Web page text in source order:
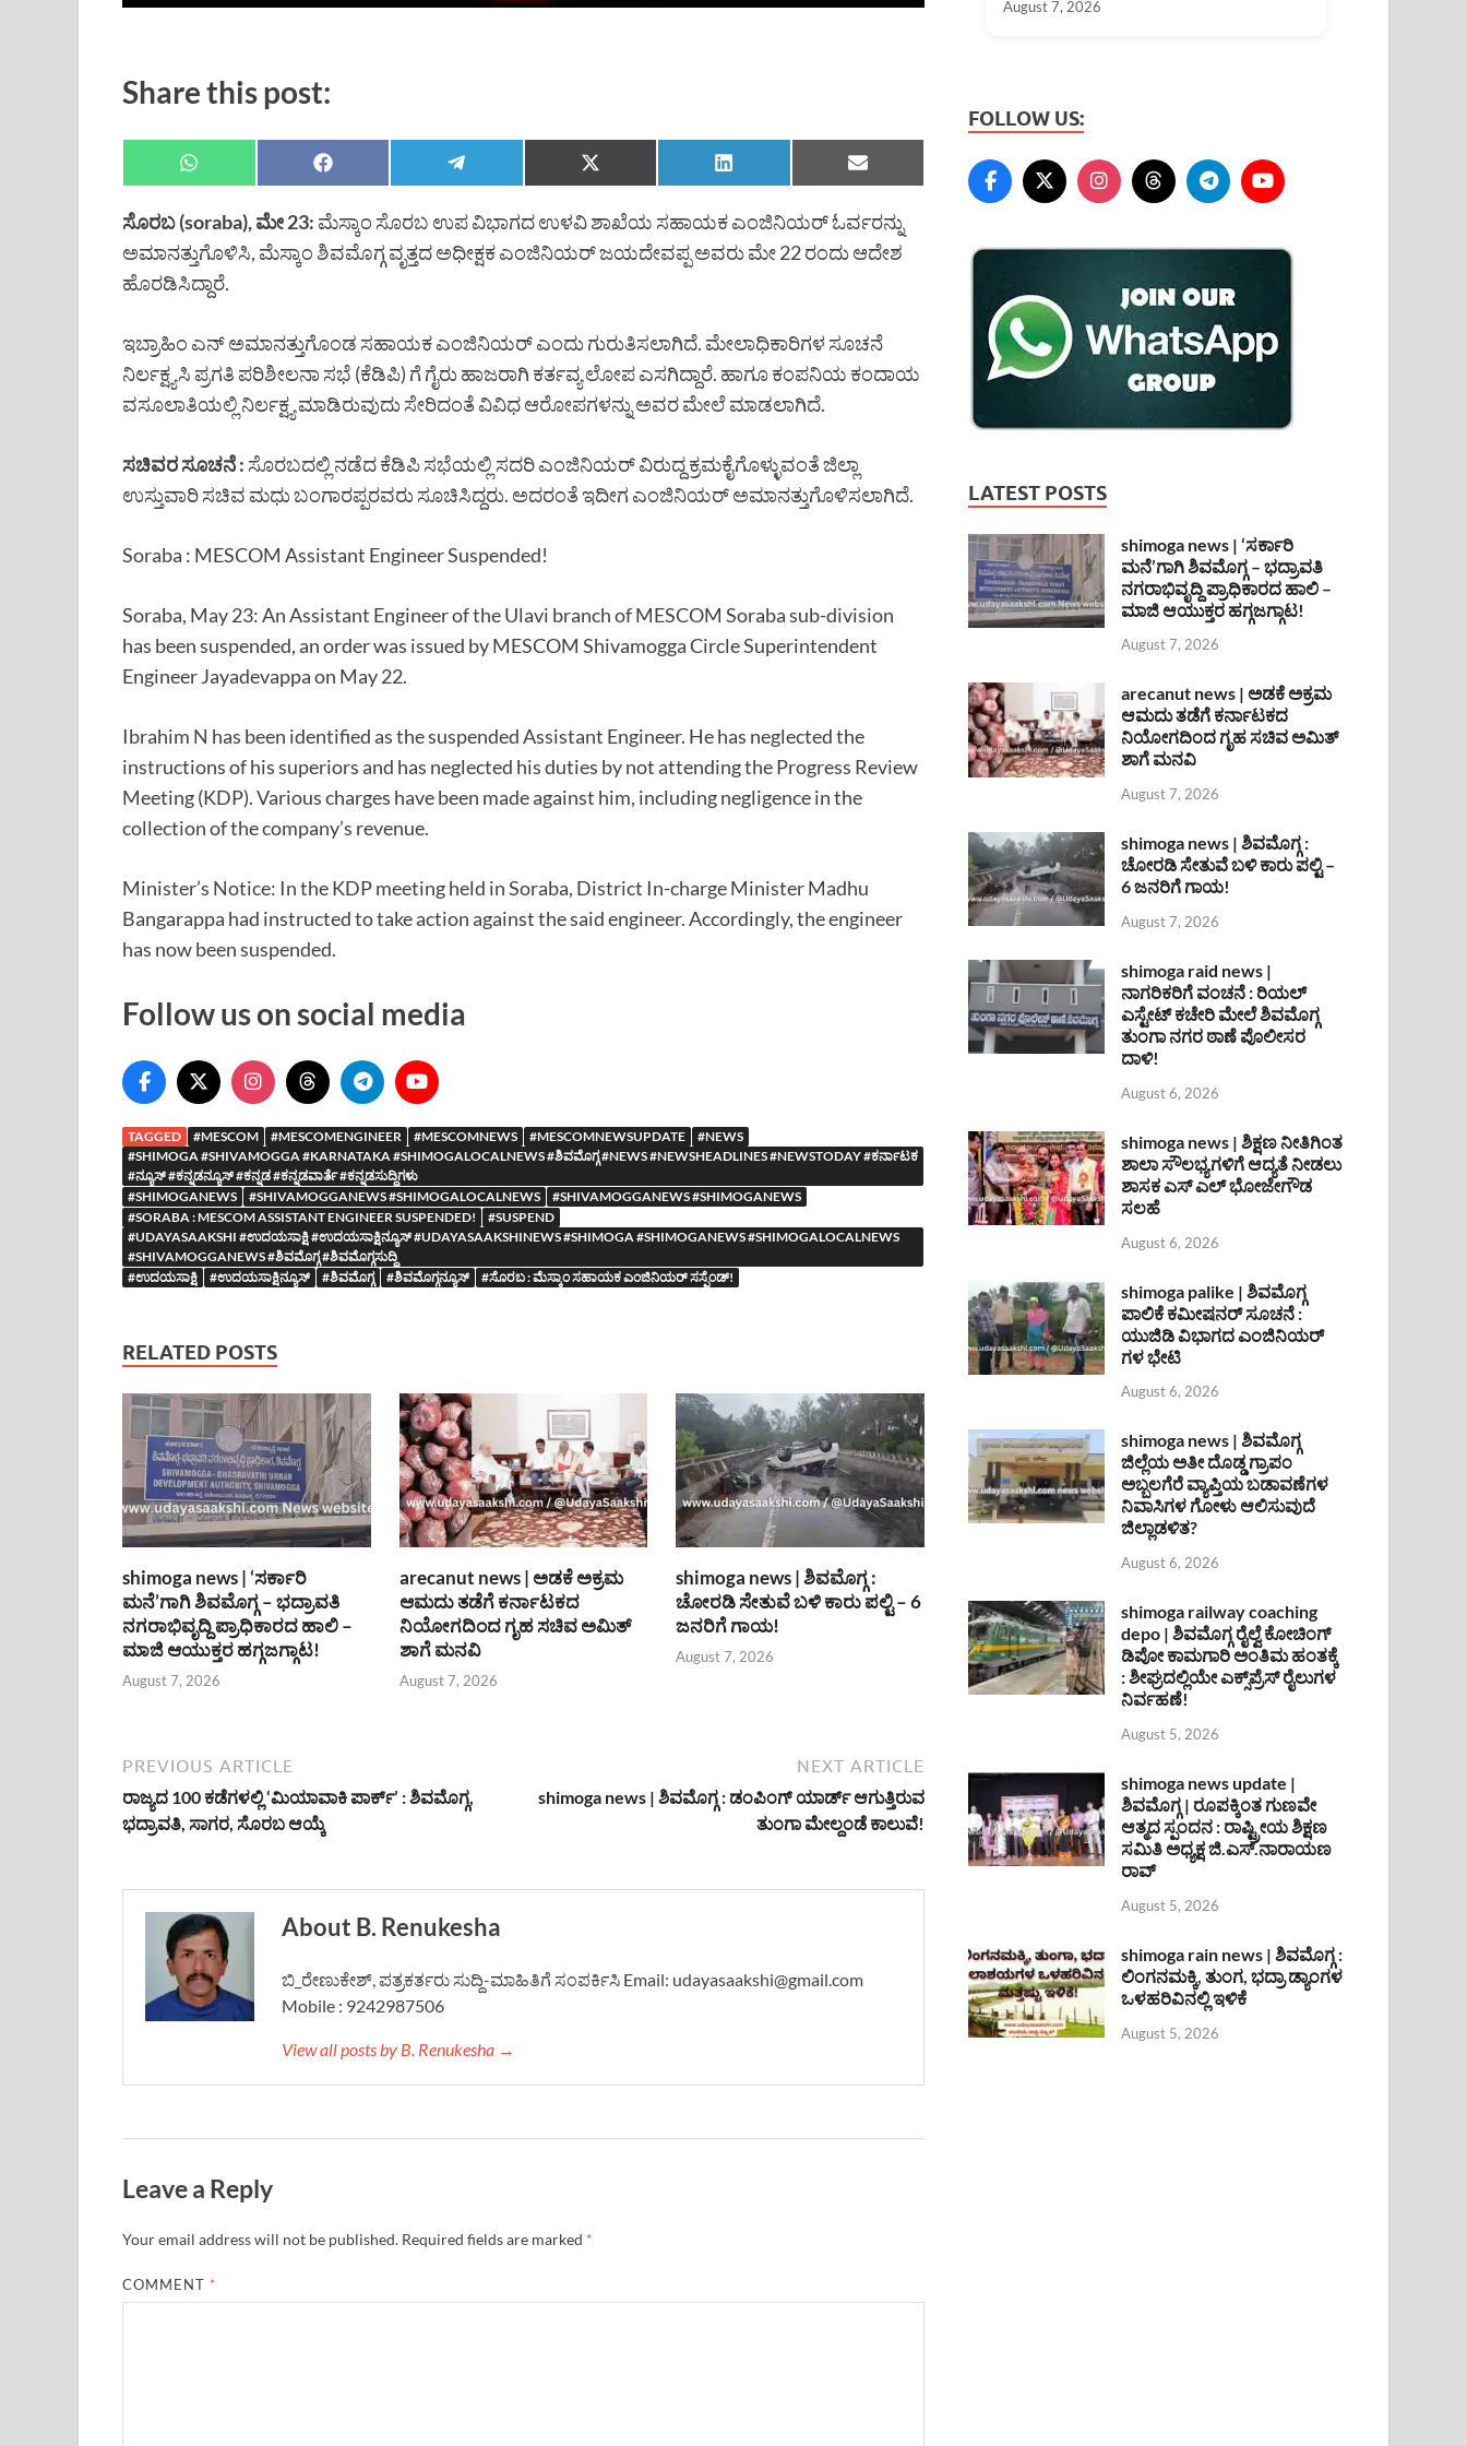
Share this post:
ಸೊರಬ (soraba), ಮೇ 23: ಮೆಸ್ಕಾಂ ಸೊರಬ ಉಪ ವಿಭಾಗದ ಉಳವಿ ಶಾಖೆಯ ಸಹಾಯಕ ಎಂಜಿನಿಯರ್ ಓರ್ವರನ್ನು
ಅಮಾನತ್ತುಗೊಳಿಸಿ, ಮೆಸ್ಕಾಂ ಶಿವಮೊಗ್ಗ ವೃತ್ತದ ಅಧೀಕ್ಷಕ ಎಂಜಿನಿಯರ್ ಜಯದೇವಪ್ಪ ಅವರು ಮೇ 22 ರಂದು ಆದೇಶ
ಹೊರಡಿಸಿದ್ದಾರೆ.
ಇಬ್ರಾಹಿಂ ಎನ್ ಅಮಾನತ್ತುಗೊಂಡ ಸಹಾಯಕ ಎಂಜಿನಿಯರ್ ಎಂದು ಗುರುತಿಸಲಾಗಿದೆ. ಮೇಲಾಧಿಕಾರಿಗಳ ಸೂಚನೆ
ನಿರ್ಲಕ್ಷ್ಯಸಿ ಪ್ರಗತಿ ಪರಿಶೀಲನಾ ಸಭೆ (ಕೆಡಿಪಿ) ಗೆ ಗೈರು ಹಾಜರಾಗಿ ಕರ್ತವ್ಯ ಲೋಪ ಎಸಗಿದ್ದಾರೆ. ಹಾಗೂ ಕಂಪನಿಯ ಕಂದಾಯ
ವಸೂಲಾತಿಯಲ್ಲಿ ನಿರ್ಲಕ್ಷ್ಯ ಮಾಡಿರುವುದು ಸೇರಿದಂತೆ ವಿವಿಧ ಆರೋಪಗಳನ್ನು ಅವರ ಮೇಲೆ ಮಾಡಲಾಗಿದೆ.
ಸಚಿವರ ಸೂಚನೆ : ಸೊರಬದಲ್ಲಿ ನಡೆದ ಕೆಡಿಪಿ ಸಭೆಯಲ್ಲಿ ಸದರಿ ಎಂಜಿನಿಯರ್ ವಿರುದ್ದ ಕ್ರಮಕೈಗೊಳ್ಳುವಂತೆ ಜಿಲ್ಲಾ
ಉಸ್ತುವಾರಿ ಸಚಿವ ಮಧು ಬಂಗಾರಪ್ಪರವರು ಸೂಚಿಸಿದ್ದರು. ಅದರಂತೆ ಇದೀಗ ಎಂಜಿನಿಯರ್ ಅಮಾನತ್ತುಗೊಳಿಸಲಾಗಿದೆ.
Soraba : MESCOM Assistant Engineer Suspended!
Soraba, May 23: An Assistant Engineer of the Ulavi branch of MESCOM Soraba sub-division
has been suspended, an order was issued by MESCOM Shivamogga Circle Superintendent
Engineer Jayadevappa on May 22.
Ibrahim N has been identified as the suspended Assistant Engineer. He has neglected the
instructions of his superiors and has neglected his duties by not attending the Progress Review
Meeting (KDP). Various charges have been made against him, including negligence in the
collection of the company’s revenue.
Minister’s Notice: In the KDP meeting held in Soraba, District In-charge Minister Madhu
Bangarappa had instructed to take action against the said engineer. Accordingly, the engineer
has now been suspended.
Follow us on social media
TAGGED #MESCOM #MESCOMENGINEER #MESCOMNEWS #MESCOMNEWSUPDATE
#NEWS
#SHIMOGA #SHIVAMOGGA #KARNATAKA #SHIMOGALOCALNEWS #ಶಿವಮೊಗ್ಗ #NEWS #NEWSHEADLINES #NEWSTODAY #ಕರ್ನಾಟಕ
#ನ್ಯೂಸ್ #ಕನ್ನಡನ್ಯೂಸ್ #ಕನ್ನಡ #ಕನ್ನಡವಾರ್ತೆ #ಕನ್ನಡಸುದ್ದಿಗಳು
#SHIMOGANEWS
#SHIVAMOGGANEWS #SHIMOGALOCALNEWS
#SHIVAMOGGANEWS #SHIMOGANEWS
#SORABA : MESCOM ASSISTANT ENGINEER SUSPENDED!
#SUSPEND
#UDAYASAAKSHI #ಉದಯಸಾಕ್ಷಿ #ಉದಯಸಾಕ್ಷಿನ್ಯೂಸ್ #UDAYASAAKSHINEWS #SHIMOGA #SHIMOGANEWS #SHIMOGALOCALNEWS
#SHIVAMOGGANEWS #ಶಿವಮೊಗ್ಗ #ಶಿವಮೊಗ್ಗಸುದ್ದಿ
#ಉದಯಸಾಕ್ಷಿ
#ಉದಯಸಾಕ್ಷಿನ್ಯೂಸ್ #ಶಿವಮೊಗ್ಗ #ಶಿವಮೊಗ್ಗನ್ಯೂಸ್ #ಸೊರಬ : ಮೆಸ್ಕಾಂ ಸಹಾಯಕ ಎಂಜಿನಿಯರ್ ಸಸ್ಪೆಂಡ್!
RELATED POSTS
shimoga news | ‘ಸರ್ಕಾರಿ
ಮನೆ’ಗಾಗಿ ಶಿವಮೊಗ್ಗ – ಭದ್ರಾವತಿ
ನಗರಾಭಿವೃದ್ದಿ ಪ್ರಾಧಿಕಾರದ ಹಾಲಿ –
ಮಾಜಿ ಆಯುಕ್ತರ ಹಗ್ಗಜಗ್ಗಾಟ!
August 7, 2026
arecanut news | ಅಡಕೆ ಅಕ್ರಮ
ಆಮದು ತಡೆಗೆ ಕರ್ನಾಟಕದ
ನಿಯೋಗದಿಂದ ಗೃಹ ಸಚಿವ ಅಮಿತ್
ಶಾಗೆ ಮನವಿ
August 7, 2026
shimoga news | ಶಿವಮೊಗ್ಗ :
ಚೋರಡಿ ಸೇತುವೆ ಬಳಿ ಕಾರು ಪಲ್ಟಿ – 6
ಜನರಿಗೆ ಗಾಯ!
August 7, 2026
PREVIOUS ARTICLE
ರಾಜ್ಯದ 100 ಕಡೆಗಳಲ್ಲಿ ‘ಮಿಯಾವಾಕಿ ಪಾರ್ಕ್’ : ಶಿವಮೊಗ್ಗ,
ಭದ್ರಾವತಿ, ಸಾಗರ, ಸೊರಬ ಆಯ್ಕೆ
NEXT ARTICLE
shimoga news | ಶಿವಮೊಗ್ಗ : ಡಂಪಿಂಗ್ ಯಾರ್ಡ್ ಆಗುತ್ತಿರುವ
ತುಂಗಾ ಮೇಲ್ದಂಡೆ ಕಾಲುವೆ!
About B. Renukesha
ಬಿ_ರೇಣುಕೇಶ್, ಪತ್ರಕರ್ತರು ಸುದ್ದಿ-ಮಾಹಿತಿಗೆ ಸಂಪರ್ಕಿಸಿ Email: udayasaakshi@gmail.com
Mobile : 9242987506
View all posts by B. Renukesha →
Leave a Reply
Your email address will not be published. Required fields are marked *
COMMENT *
#tunga #rain
August 7, 2026
FOLLOW US:
LATEST POSTS
shimoga news | ‘ಸರ್ಕಾರಿ
ಮನೆ’ಗಾಗಿ ಶಿವಮೊಗ್ಗ – ಭದ್ರಾವತಿ
ನಗರಾಭಿವೃದ್ದಿ ಪ್ರಾಧಿಕಾರದ ಹಾಲಿ –
ಮಾಜಿ ಆಯುಕ್ತರ ಹಗ್ಗಜಗ್ಗಾಟ!
August 7, 2026
arecanut news | ಅಡಕೆ ಅಕ್ರಮ
ಆಮದು ತಡೆಗೆ ಕರ್ನಾಟಕದ
ನಿಯೋಗದಿಂದ ಗೃಹ ಸಚಿವ ಅಮಿತ್
ಶಾಗೆ ಮನವಿ
August 7, 2026
shimoga news | ಶಿವಮೊಗ್ಗ :
ಚೋರಡಿ ಸೇತುವೆ ಬಳಿ ಕಾರು ಪಲ್ಟಿ –
6 ಜನರಿಗೆ ಗಾಯ!
August 7, 2026
shimoga raid news |
ನಾಗರಿಕರಿಗೆ ವಂಚನೆ : ರಿಯಲ್
ಎಸ್ಟೇಟ್ ಕಚೇರಿ ಮೇಲೆ ಶಿವಮೊಗ್ಗ
ತುಂಗಾ ನಗರ ಠಾಣೆ ಪೊಲೀಸರ
ದಾಳಿ!
August 6, 2026
shimoga news | ಶಿಕ್ಷಣ ನೀತಿಗಿಂತ
ಶಾಲಾ ಸೌಲಭ್ಯಗಳಿಗೆ ಆದ್ಯತೆ ನೀಡಲು
ಶಾಸಕ ಎಸ್ ಎಲ್ ಭೋಜೇಗೌಡ
ಸಲಹೆ
August 6, 2026
shimoga palike | ಶಿವಮೊಗ್ಗ
ಪಾಲಿಕೆ ಕಮೀಷನರ್ ಸೂಚನೆ :
ಯುಜಿಡಿ ವಿಭಾಗದ ಎಂಜಿನಿಯರ್
ಗಳ ಭೇಟಿ
August 6, 2026
shimoga news | ಶಿವಮೊಗ್ಗ
ಜಿಲ್ಲೆಯ ಅತೀ ದೊಡ್ಡ ಗ್ರಾಪಂ
ಅಬ್ಬಲಗೆರೆ ವ್ಯಾಪ್ತಿಯ ಬಡಾವಣೆಗಳ
ನಿವಾಸಿಗಳ ಗೋಳು ಆಲಿಸುವುದೆ
ಜಿಲ್ಲಾಡಳಿತ?
August 6, 2026
shimoga railway coaching
depo | ಶಿವಮೊಗ್ಗ ರೈಲ್ವೆ ಕೋಚಿಂಗ್
ಡಿಪೋ ಕಾಮಗಾರಿ ಅಂತಿಮ ಹಂತಕ್ಕೆ
: ಶೀಘ್ರದಲ್ಲಿಯೇ ಎಕ್ಸ್‌ಪ್ರೆಸ್ ರೈಲುಗಳ
ನಿರ್ವಹಣೆ!
August 5, 2026
shimoga news update |
ಶಿವಮೊಗ್ಗ | ರೂಪಕ್ಕಿಂತ ಗುಣವೇ
ಆತ್ಮದ ಸ್ಪಂದನ : ರಾಷ್ಟ್ರೀಯ ಶಿಕ್ಷಣ
ಸಮಿತಿ ಅಧ್ಯಕ್ಷ ಜಿ.ಎಸ್.ನಾರಾಯಣ
ರಾವ್
August 5, 2026
shimoga rain news | ಶಿವಮೊಗ್ಗ :
ಲಿಂಗನಮಕ್ಕಿ, ತುಂಗ, ಭದ್ರಾ ಡ್ಯಾಂಗಳ
ಒಳಹರಿವಿನಲ್ಲಿ ಇಳಿಕೆ
August 5, 2026